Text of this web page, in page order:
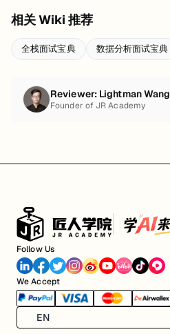
相关 Wiki 推荐
全栈面试宝典 数据分析面试宝典
Reviewer: Lightman Wang
Founder of JR Academy
Follow Us
We Accept
EN